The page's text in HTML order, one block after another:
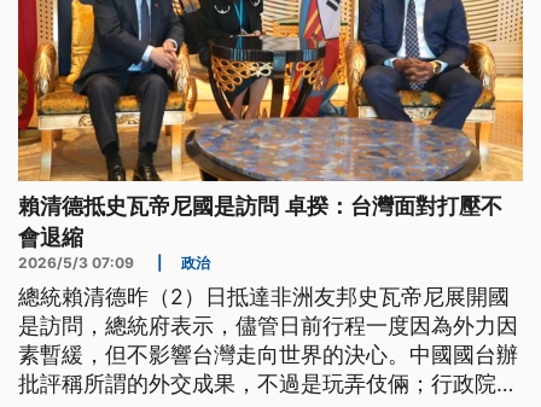
賴清德抵史瓦帝尼國是訪問 卓揆：台灣面對打壓不
會退縮
2026/5/3 07:09 政治
總統賴清德昨（2）日抵達非洲友邦史瓦帝尼展開國
是訪問，總統府表示，儘管日前行程一度因為外力因
素暫緩，但不影響台灣走向世界的決心。中國國台辦
批評稱所謂的外交成果，不過是玩弄伎倆；行政院長